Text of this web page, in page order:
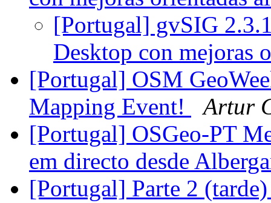
[Portugal] gvSIG
Desktop con mejoras
[Portugal] OSM
Mapping Event!
Artur
[Portugal] OSGeo-PT
em directo desde
[Portugal] Parte 2